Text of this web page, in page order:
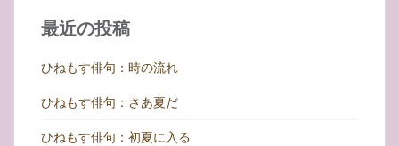
最近の投稿
ひねもす俳句：時の流れ
ひねもす俳句：さあ夏だ
ひねもす俳句：初夏に入る